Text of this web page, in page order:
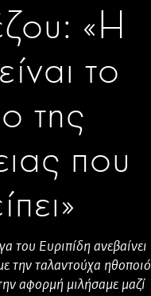
«H
το
της
που
του Ευριπίδη ανεβαίνει
την ταλαντούχα ηθοποιό
αφορμή μιλήσαμε μαζί